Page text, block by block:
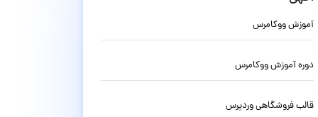
آموزش ووکامرس
دوره آموزش ووکامرس
قالب فروشگاهی وردپرس